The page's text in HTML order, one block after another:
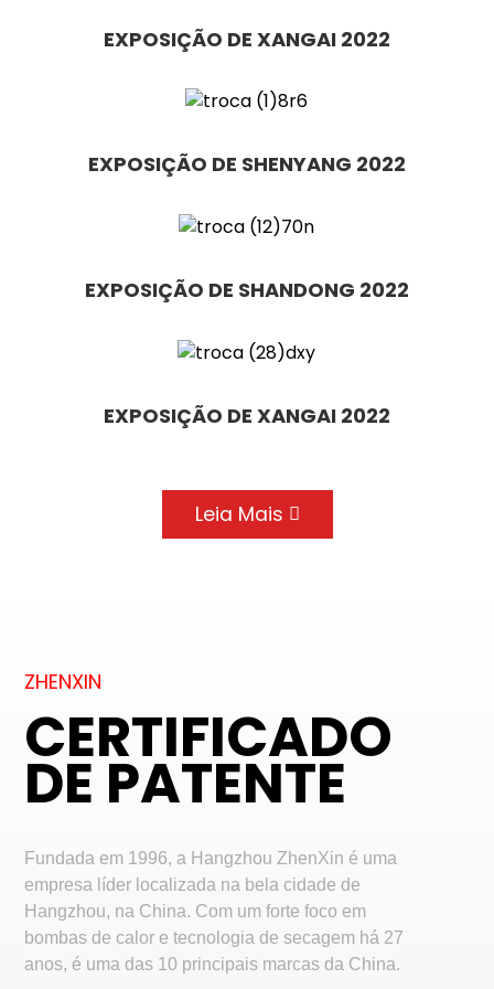
EXPOSIÇÃO DE XANGAI 2022
EXPOSIÇÃO DE SHENYANG 2022
EXPOSIÇÃO DE SHANDONG 2022
EXPOSIÇÃO DE XANGAI 2022
Leia Mais
ZHENXIN
CERTIFICADO
DE PATENTE
Fundada em 1996, a Hangzhou ZhenXin é uma
empresa líder localizada na bela cidade de
Hangzhou, na China. Com um forte foco em
bombas de calor e tecnologia de secagem há 27
anos, é uma das 10 principais marcas da China.